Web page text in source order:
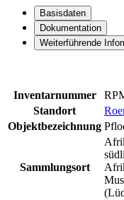
Basisdaten
Dokumentation
Weiterführende
Inventarnummer
Standort
Objektbezeichnung
Sammlungsort